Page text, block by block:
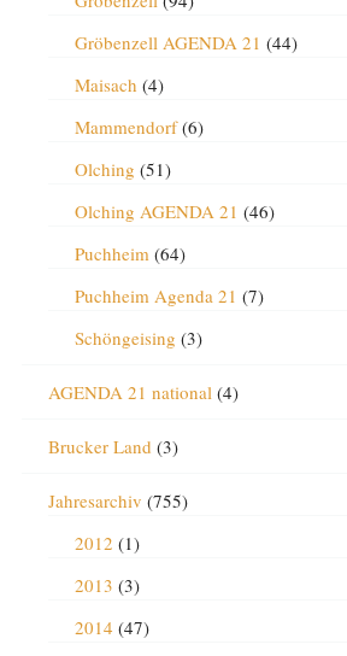
Gröbenzell AGENDA 21 (44)
Maisach (4)
Mammendorf(6)
Olching (51)
Olching AGENDA 21 (46)
Puchheim(64)
Puchheim Agenda 21 (7)
Schöngeising (3)
AGENDA 21 national(4)
Brucker Land (3)
Jahresarchiv (755)
2012 (1)
2013 (3)
2014 (47)